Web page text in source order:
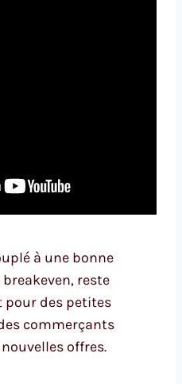
à une bonne
reste
des petites
commerçants
offres.